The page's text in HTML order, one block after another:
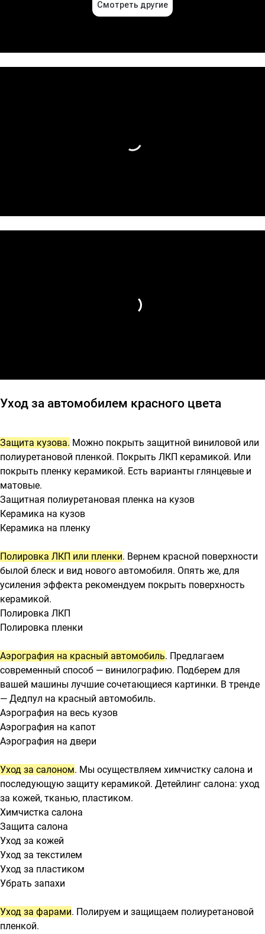
Уход за автомобилем красного цвета
Защита кузова. Можно покрыть защитной виниловой или
полиуретановой пленкой. Покрыть ЛКП керамикой. Или
покрыть пленку керамикой. Есть варианты глянцевые и
матовые.
Защитная полиуретановая пленка на кузов
Керамика на кузов
Керамика на пленку
Полировка ЛКП или пленки. Вернем красной поверхности
былой блеск и вид нового автомобиля. Опять же, для
усиления эффекта рекомендуем покрыть поверхность
керамикой.
Полировка ЛКП
Полировка пленки
Аэрография на красный автомобиль. Предлагаем
современный способ — винилографию. Подберем для
вашей машины лучшие сочетающиеся картинки. В тренде
— Дедпул на красный автомобиль.
Аэрография на весь кузов
Аэрография на капот
Аэрография на двери
Уход за салоном. Мы осуществляем химчистку салона и
последующую защиту керамикой. Детейлинг салона: уход
за кожей, тканью, пластиком.
Химчистка салона
Защита салона
Уход за кожей
Уход за текстилем
Уход за пластиком
Убрать запахи
Уход за фарами. Полируем и защищаем полиуретановой
пленкой.